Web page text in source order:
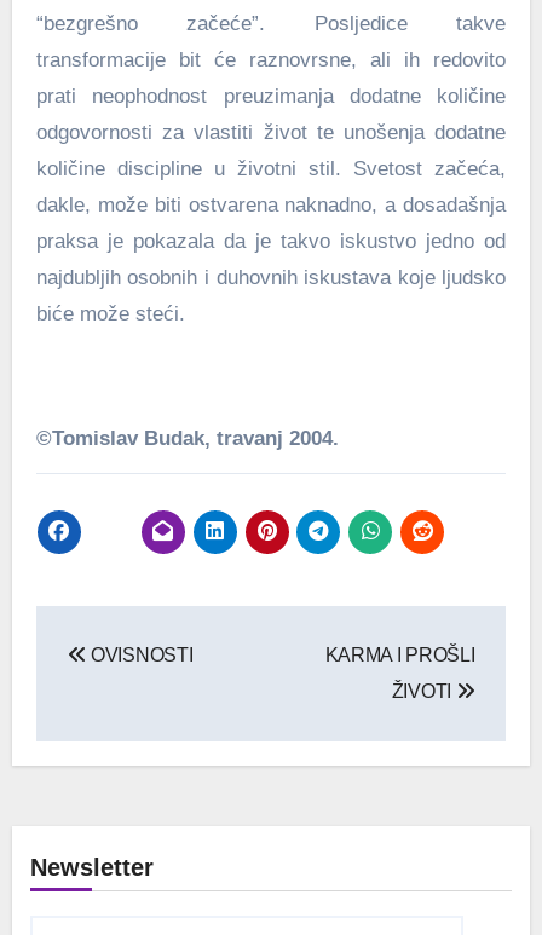
“bezgrešno začeće”. Posljedice takve
transformacije bit će raznovrsne, ali ih redovito
prati neophodnost preuzimanja dodatne količine
odgovornosti za vlastiti život te unošenja dodatne
količine discipline u životni stil. Svetost začeća,
dakle, može biti ostvarena naknadno, a dosadašnja
praksa je pokazala da je takvo iskustvo jedno od
najdubljih osobnih i duhovnih iskustava koje ljudsko
biće može steći.
©Tomislav Budak, travanj 2004.
OVISNOSTI
KARMA I PROŠLI
ŽIVOTI
Newsletter